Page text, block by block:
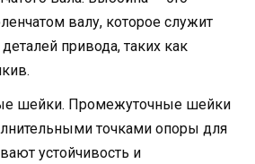
валу, которое служит
привода, таких как
шейки. Промежуточные шейки
точками опоры для
устойчивость и